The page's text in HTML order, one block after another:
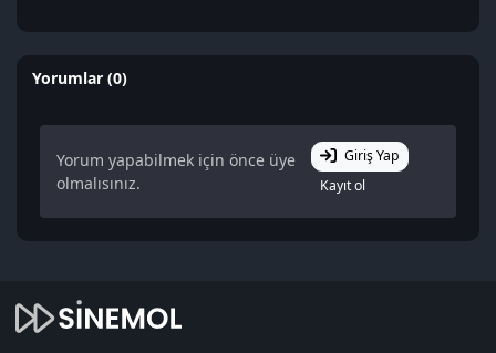
Yorumlar (0)
Yorum yapabilmek için önce üye
olmalısınız.
Giriş Yap
Kayıt ol